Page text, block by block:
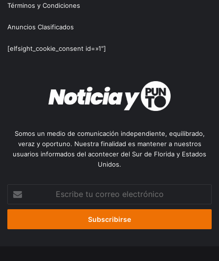
Términos y Condiciones
Anuncios Clasificados
[elfsight_cookie_consent id=»1″]
Somos un medio de comunicación independiente, equilibrado,
veraz y oportuno. Nuestra finalidad es mantener a nuestros
usuarios informados del acontecer del Sur de Florida y Estados
Unidos.
correo